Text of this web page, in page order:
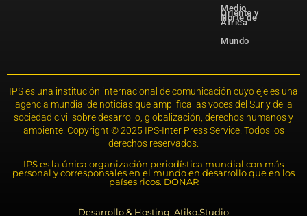
Medio
Oriente y
Norte de
África
Mundo
IPS es una institución internacional de comunicación cuyo eje es una
agencia mundial de noticias que amplifica las voces del Sur y de la
sociedad civil sobre desarrollo, globalización, derechos humanos y
ambiente. Copyright © 2025 IPS-Inter Press Service. Todos los
derechos reservados.
IPS es la única organización periodística mundial con más
personal y corresponsales en el mundo en desarrollo que en los
países ricos. DONAR
Desarrollo & Hosting: Atiko.Studio